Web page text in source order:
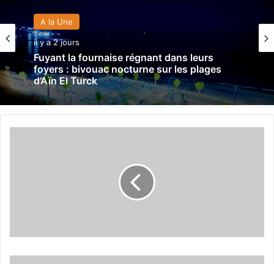
A la Une
il y a 2 jours
Fuyant la fournaise régnant dans leurs
foyers : bivouac nocturne sur les plages
d’Aïn El Turck